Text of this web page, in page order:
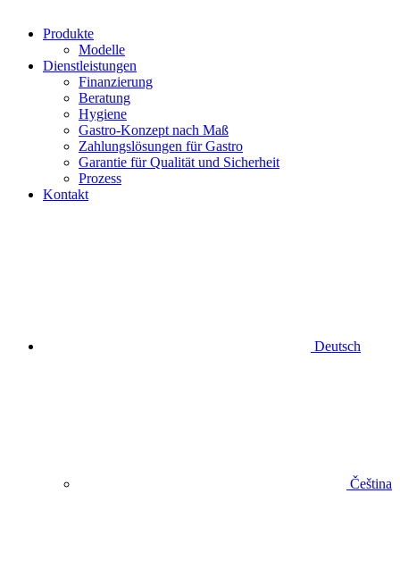
Produkte
Modelle
Dienstleistungen
Finanzierung
Beratung
Hygiene
Gastro-Konzept nach Maß
Zahlungslösungen für Gastro
Garantie für Qualität und Sicherheit
Prozess
Kontakt
Deutsch
Čeština